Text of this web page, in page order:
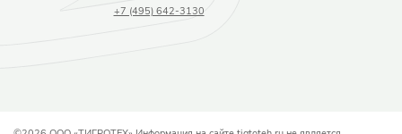
+7 (495) 642-3130